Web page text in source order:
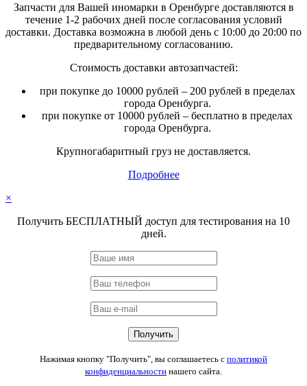
Запчасти для Вашей иномарки в Оренбурге доставляются в
течение 1-2 рабочих дней после согласования условий
доставки. Доставка возможна в любой день с 10:00 до 20:00 по
предварительному согласованию.
Стоимость доставки автозапчастей:
при покупке до 10000 рублей – 200 рублей в пределах
города Оренбурга.
при покупке от 10000 рублей – бесплатно в пределах
города Оренбурга.
Крупногабаритный груз не доставляется.
Подробнее
×
Получить БЕСПЛАТНЫЙ доступ для тестирования на 10
дней.
Нажимая кнопку "Получить", вы соглашаетесь с политикой
конфиденциальности нашего сайта.